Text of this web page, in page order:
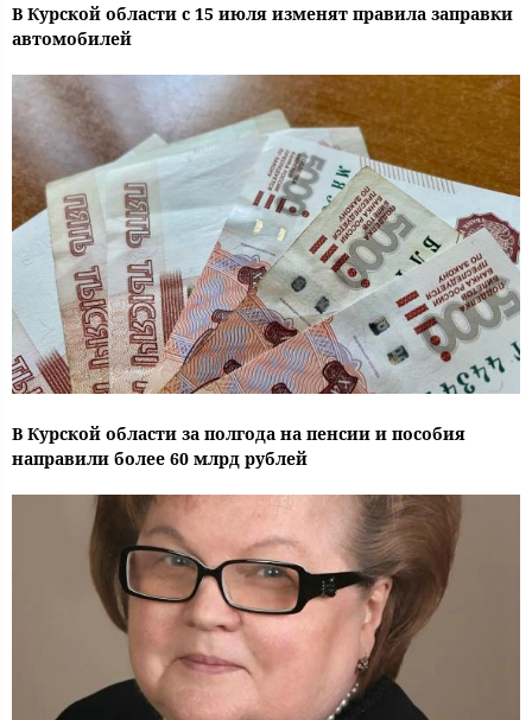
В Курской области с 15 июля изменят правила заправки
автомобилей
В Курской области за полгода на пенсии и пособия
направили более 60 млрд рублей